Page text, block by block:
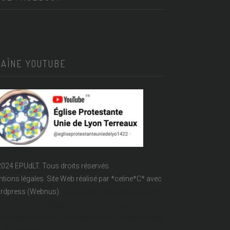
YOUTUBE
EPUdLT. Tous droits réservés.
légales. Site Web réalisé par *celine*C* avec
(Webnus).